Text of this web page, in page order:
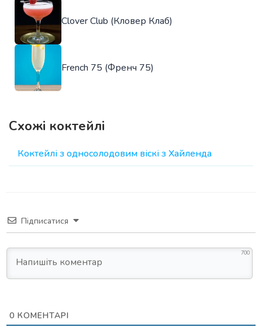
Clover Club (Кловер Клаб)
French 75 (Френч 75)
Схожі коктейлі
Коктейлі з односолодовим віскі з Хайленда
Підписатися
700
0 КОМЕНТАРІ